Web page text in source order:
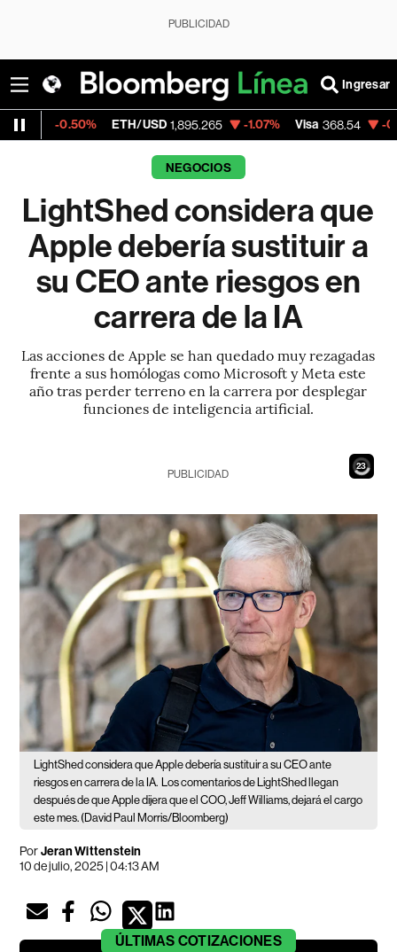
PUBLICIDAD
Ingresar
ETH/USD 1,895.265 -1.07% Visa 368.54 -0.28%
NEGOCIOS
LightShed considera que
Apple debería sustituir a
su CEO ante riesgos en
carrera de la IA
Las acciones de Apple se han quedado muy rezagadas
frente a sus homólogas como Microsoft y Meta este
año tras perder terreno en la carrera por desplegar
funciones de inteligencia artificial.
22
PUBLICIDAD
LightShed considera que Apple debería sustituir a su CEO ante
riesgos en carrera de la IA. Los comentarios de LightShed llegan
después de que Apple dijera que el COO, Jeff Williams, dejará el cargo
este mes. (David Paul Morris/Bloomberg)
PorJeran Wittenstein
10 de julio, 2025 | 04:13 AM
ÚLTIMAS COTIZACIONES